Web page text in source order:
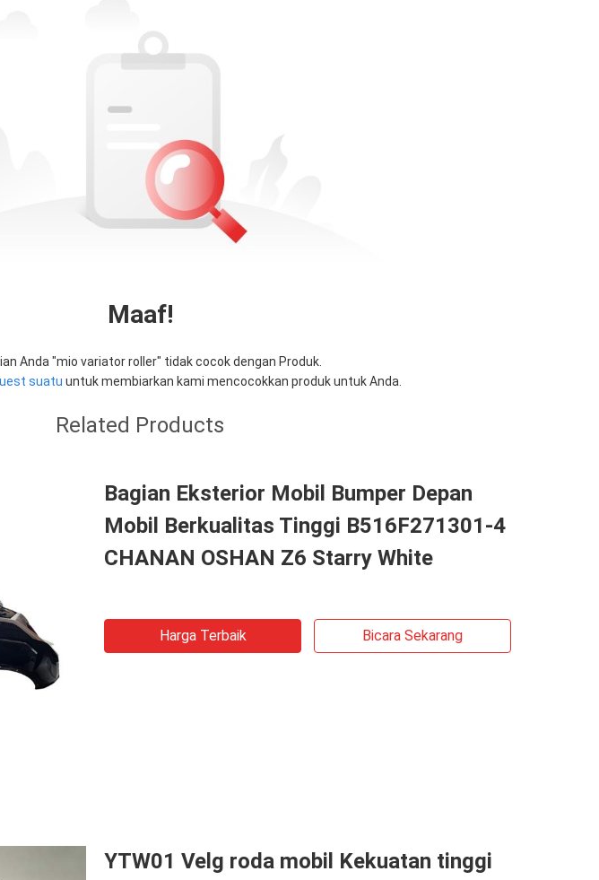
Maaf!
Anda "mio variator roller" tidak cocok dengan Produk.
suatu untuk membiarkan kami mencocokkan produk untuk Anda.
Related Products
Bagian Eksterior Mobil Bumper Depan
Mobil Berkualitas Tinggi B516F271301-4
CHANAN OSHAN​ Z6 Starry White
Harga Terbaik Bicara Sekarang
YTW01 Velg roda mobil Kekuatan tinggi